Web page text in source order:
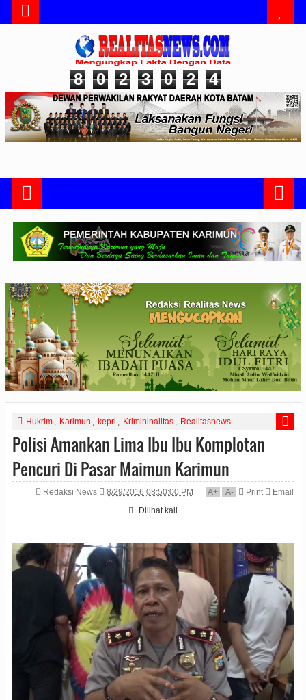
8 0 2 3 0 2 4
Hukrim Karimun kepri Krimininalitas Realitasnews
Polisi Amankan Lima Ibu Ibu Komplotan
Pencuri Di Pasar Maimun Karimun
Redaksi News 8/29/2016 08:50:00 PM A+ A- Print
Email
Dilihat kali